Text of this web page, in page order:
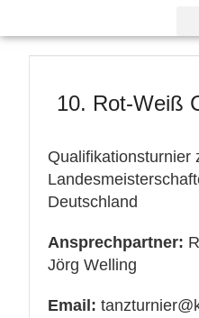
10. Rot-Weiß
Qualifikationsturnier
Deutschland
Ansprechpartner:
Jörg Welling
Email: